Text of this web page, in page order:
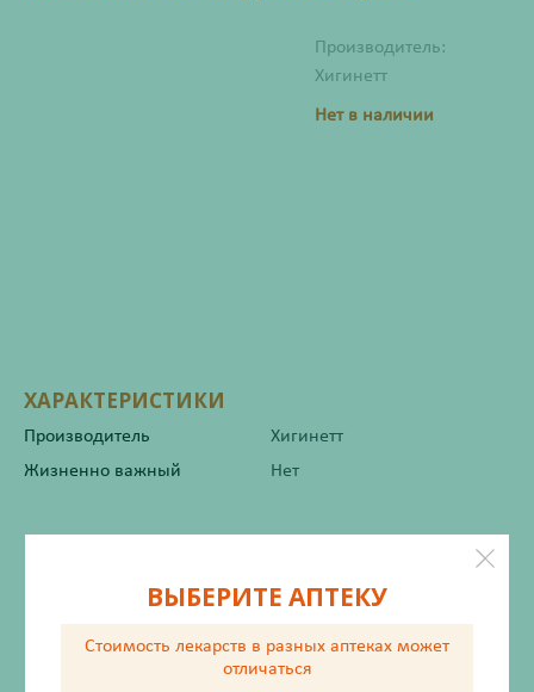
Производитель:
Хигинетт
Нет в наличии
ХАРАКТЕРИСТИКИ
Производитель
Хигинетт
Жизненно важный
Нет
Описание
ВЫБЕРИТЕ АПТЕКУ
Стоимость лекарств в разных аптеках может
отличаться